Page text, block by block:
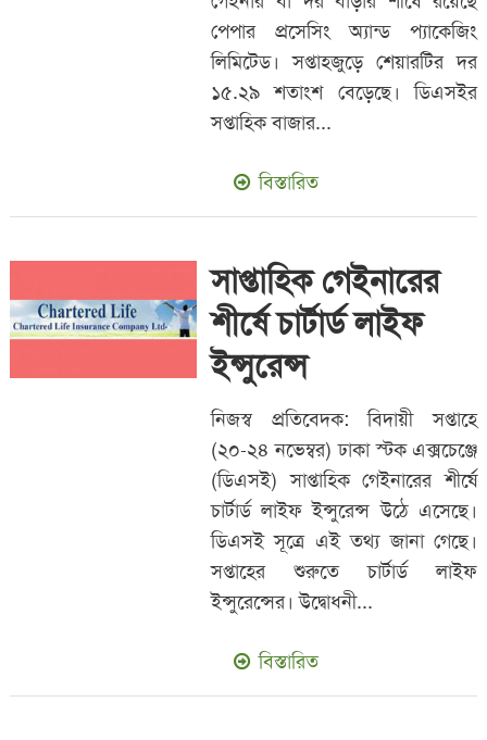
পেপার প্রসেসিং অ্যান্ড প্যাকেজিং
লিমিটেড। সপ্তাহজুড়ে শেয়ারটির দর
১৫.২৯ শতাংশ বেড়েছে। ডিএসইর
সপ্তাহিক বাজার...
বিস্তারিত
সাপ্তাহিক গেইনারের
শীর্ষে চার্টার্ড লাইফ
ইন্সুরেন্স
নিজস্ব প্রতিবেদক: বিদায়ী সপ্তাহে
(২০-২৪ নভেম্বর) ঢাকা স্টক এক্সচেঞ্জে
(ডিএসই) সাপ্তাহিক গেইনারের শীর্ষে
চার্টার্ড লাইফ ইন্সুরেন্স উঠে এসেছে।
ডিএসই সূত্রে এই তথ্য জানা গেছে।
সপ্তাহের শুরুতে চার্টার্ড লাইফ
ইন্সুরেন্সের। উদ্বোধনী...
বিস্তারিত